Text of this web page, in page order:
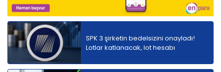
SPK 3 şirketin bedelsizini onayladı!
Lotlar katlanacak, lot hesabı